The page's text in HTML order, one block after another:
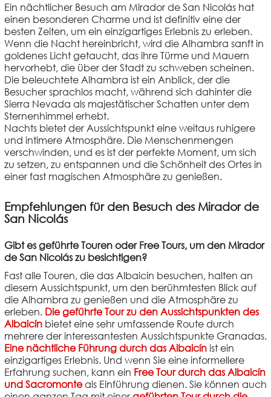
Ein nächtlicher Besuch am Mirador de San Nicolás hat
einen besonderen Charme und ist definitiv eine der
besten Zeiten, um ein einzigartiges Erlebnis zu erleben.
Wenn die Nacht hereinbricht, wird die Alhambra sanft in
goldenes Licht getaucht, das ihre Türme und Mauern
hervorhebt, die über der Stadt zu schweben scheinen.
Die beleuchtete Alhambra ist ein Anblick, der die
Besucher sprachlos macht, während sich dahinter die
Sierra Nevada als majestätischer Schatten unter dem
Sternenhimmel erhebt.
Nachts bietet der Aussichtspunkt eine weitaus ruhigere
und intimere Atmosphäre. Die Menschenmengen
verschwinden, und es ist der perfekte Moment, um sich
zu setzen, zu entspannen und die Schönheit des Ortes in
einer fast magischen Atmosphäre zu genießen.
Empfehlungen für den Besuch des Mirador de
San Nicolás
Gibt es geführte Touren oder Free Tours, um den Mirador
de San Nicolás zu besichtigen?
Fast alle Touren, die das Albaicín besuchen, halten an
diesem Aussichtspunkt, um den berühmtesten Blick auf
die Alhambra zu genießen und die Atmosphäre zu
erleben. Die geführte Tour zu den Aussichtspunkten des
Albaicínbietet eine sehr umfassende Route durch
mehrere der interessantesten Aussichtspunkte Granadas.
Eine nächtliche Führung durch das Albaicínist ein
einzigartiges Erlebnis. Und wenn Sie eine informellere
Erfahrung suchen, kann ein Free Tour durch das Albaicín
und Sacromonteals Einführung dienen. Sie können auch